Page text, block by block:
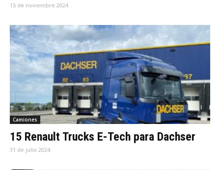
15 de noviembre 2024
Camiones
15 Renault Trucks E-Tech para Dachser
31 de julio 2024